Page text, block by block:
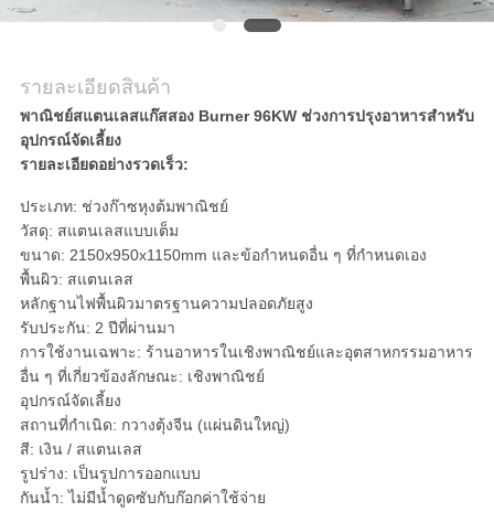
PRIVACY
รายละเอียดสินค้า
พาณิชย์สแตนเลสแก๊สสอง Burner 96KW ช่วงการปรุงอาหารสำหรับ
อุปกรณ์จัดเลี้ยง
รายละเอียดอย่างรวดเร็ว:
ประเภท: ช่วงก๊าซหุงต้มพาณิชย์
วัสดุ: สแตนเลสแบบเต็ม
ขนาด: 2150x950x1150mm และข้อกำหนดอื่น ๆ ที่กำหนดเอง
พื้นผิว: สแตนเลส
หลักฐานไฟพื้นผิวมาตรฐานความปลอดภัยสูง
รับประกัน: 2 ปีที่ผ่านมา
การใช้งานเฉพาะ: ร้านอาหารในเชิงพาณิชย์และอุตสาหกรรมอาหาร
อื่น ๆ ที่เกี่ยวข้องลักษณะ: เชิงพาณิชย์
อุปกรณ์จัดเลี้ยง
สถานที่กำเนิด: กวางตุ้งจีน (แผ่นดินใหญ่)
สี: เงิน / สแตนเลส
รูปร่าง: เป็นรูปการออกแบบ
กันน้ำ: ไม่มีน้ำดูดซับกับก๊อกค่าใช้จ่าย